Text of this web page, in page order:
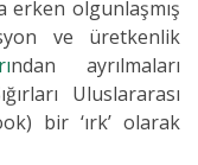
erken olgunlaşmış
ve üretkenlik
ndan ayrılmaları
Uluslararası
bir ‘ırk’ olarak